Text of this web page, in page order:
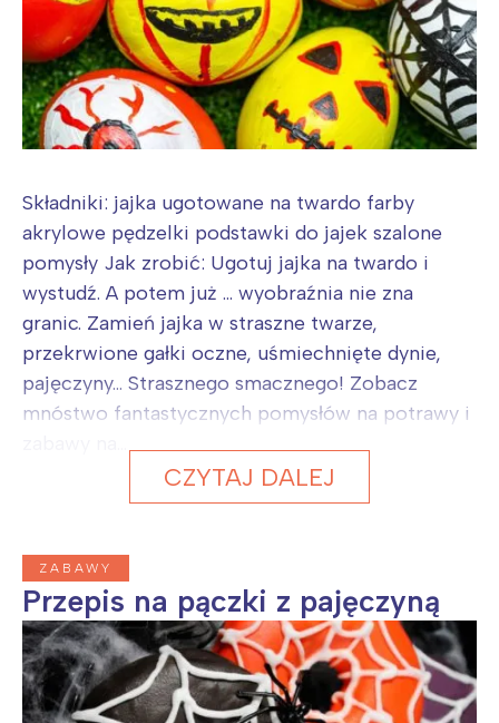
Składniki: jajka ugotowane na twardo farby
akrylowe pędzelki podstawki do jajek szalone
pomysły Jak zrobić: Ugotuj jajka na twardo i
wystudź. A potem już ... wyobraźnia nie zna
granic. Zamień jajka w straszne twarze,
przekrwione gałki oczne, uśmiechnięte dynie,
pajęczyny... Strasznego smacznego! Zobacz
mnóstwo fantastycznych pomysłów na potrawy i
CZYTAJ DALEJ
ZABAWY
Przepis na pączki z pajęczyną